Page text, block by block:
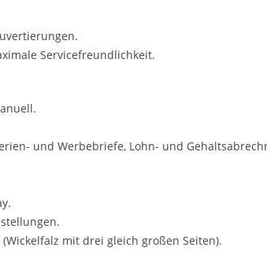
Servicefreundlichkeit.
und Werbebriefe, Lohn- und
mit drei gleich großen Seiten).